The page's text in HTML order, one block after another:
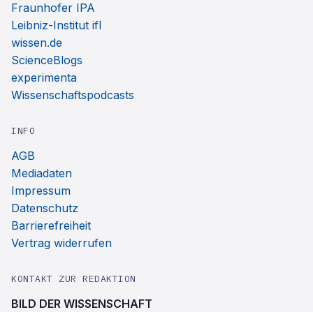
Fraunhofer IPA
Leibniz-Institut ifl
wissen.de
ScienceBlogs
experimenta
Wissenschaftspodcasts
INFO
AGB
Mediadaten
Impressum
Datenschutz
Barrierefreiheit
Vertrag widerrufen
KONTAKT ZUR REDAKTION
BILD DER WISSENSCHAFT